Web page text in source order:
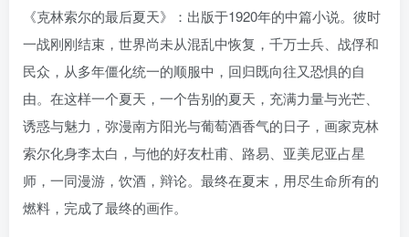
《克林索尔的最后夏天》：出版于1920年的中篇小说。彼时
一战刚刚结束，世界尚未从混乱中恢复，千万士兵、战俘和
民众，从多年僵化统一的顺服中，回归既向往又恐惧的自
由。在这样一个夏天，一个告别的夏天，充满力量与光芒、
诱惑与魅力，弥漫南方阳光与葡萄酒香气的日子，画家克林
索尔化身李太白，与他的好友杜甫、路易、亚美尼亚占星
师，一同漫游，饮酒，辩论。最终在夏末，用尽生命所有的
燃料，完成了最终的画作。